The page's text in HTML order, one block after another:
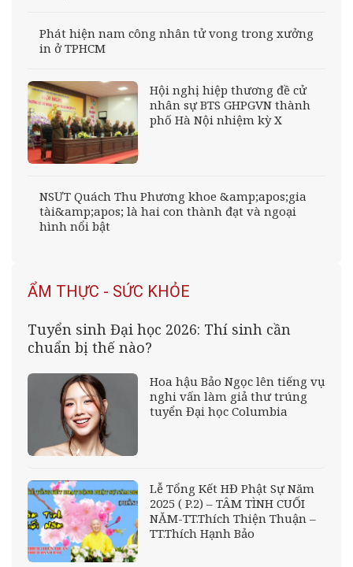
Phát hiện nam công nhân tử vong trong xưởng
in ở TPHCM
Hội nghị hiệp thương đề cử
nhân sự BTS GHPGVN thành
phố Hà Nội nhiệm kỳ X
NSƯT Quách Thu Phương khoe &amp;apos;gia
tài&amp;apos; là hai con thành đạt và ngoại
hình nổi bật
ẨM THỰC - SỨC KHỎE
Tuyển sinh Đại học 2026: Thí sinh cần
chuẩn bị thế nào?
Hoa hậu Bảo Ngọc lên tiếng vụ
nghi vấn làm giả thư trúng
tuyển Đại học Columbia
Lễ Tổng Kết HĐ Phật Sự Năm
2025 ( P.2) – TÂM TÌNH CUỐI
NĂM-TT.Thích Thiện Thuận –
TT.Thích Hạnh Bảo